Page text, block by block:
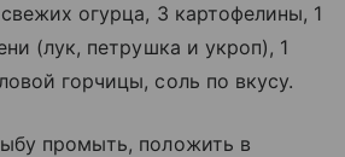
огурца, 3 картофелины, 1
(лук, петрушка и укроп), 1
горчицы, соль по вкусу.
промыть, положить в